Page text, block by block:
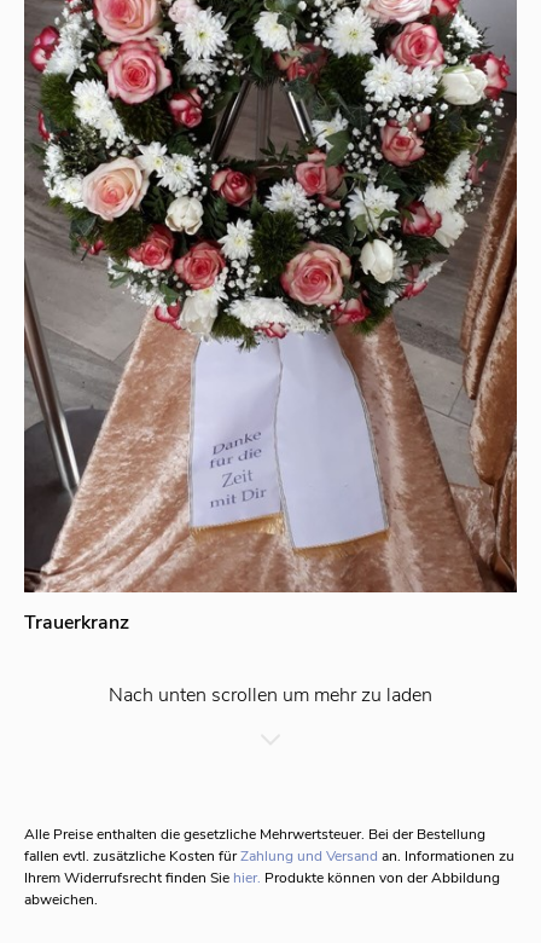
Trauerkranz
Nach unten scrollen um mehr zu laden
Alle Preise enthalten die gesetzliche Mehrwertsteuer. Bei der Bestellung
fallen evtl. zusätzliche Kosten fürZahlung und Versand an. Informationen zu
Ihrem Widerrufsrecht finden Sie hier. Produkte können von der Abbildung
abweichen.